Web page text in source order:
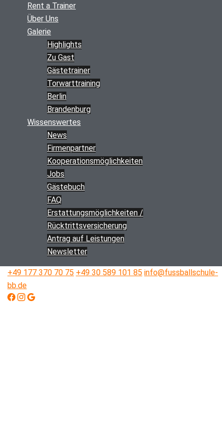
Rent a Trainer
Über Uns
Galerie
Highlights
Zu Gast
Gästetrainer
Torwarttraining
Berlin
Brandenburg
Wissenswertes
News
Firmenpartner
Kooperations­möglichkeiten
Jobs
Gästebuch
FAQ
Erstattungs­­möglichkeiten /
Rücktritts­versicherung
Antrag auf Leistungen
Newsletter
+49 177 370 70 75 +49 30 589 101 85 info@fussballschule-
bb.de